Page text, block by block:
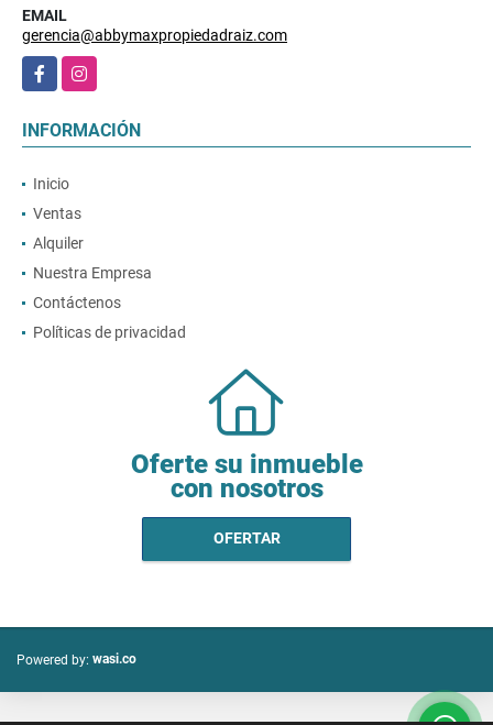
EMAIL
gerencia@abbymaxpropiedadraiz.com
FacebookInstagram
INFORMACIÓN
Inicio
Ventas
Alquiler
Nuestra Empresa
Contáctenos
Políticas de privacidad
Oferte su inmueble
con nosotros
OFERTAR
Powered by: wasi.co